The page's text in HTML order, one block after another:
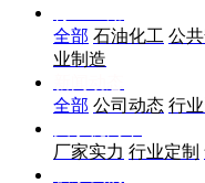
全部 石油化工 公
业制造
全部 公司动态 行
厂家实力 行业定制